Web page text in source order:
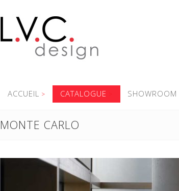
ACCUEIL CATALOGUE SHOWROOM
MONTE CARLO